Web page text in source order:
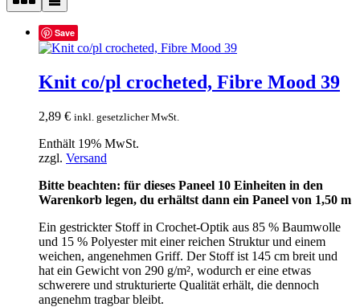
Save
Knit co/pl crocheted, Fibre Mood 39
2,89 € inkl. gesetzlicher MwSt.
Enthält 19% MwSt.
zzgl. Versand
Bitte beachten: für dieses Paneel 10 Einheiten in den
Warenkorb legen, du erhältst dann ein Paneel von 1,50 m
Ein gestrickter Stoff in Crochet-Optik aus 85 % Baumwolle
und 15 % Polyester mit einer reichen Struktur und einem
weichen, angenehmen Griff. Der Stoff ist 145 cm breit und
hat ein Gewicht von 290 g/m², wodurch er eine etwas
schwerere und strukturierte Qualität erhält, die dennoch
angenehm tragbar bleibt.